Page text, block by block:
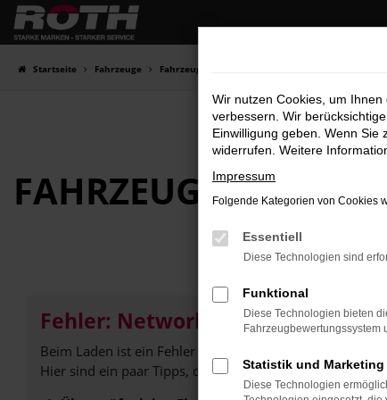
Zum
Hauptinhalt
Startseite Fahrzeuge Fahrzeugbestand
FAHRZEUG-
Fehler: Network Error
Beim Laden ist ein Fehler aufgetreten.
Hier sind ein paar Tipps, die dir helfen können:
Wir nutzen Cookies, um
verbessern. Wir
Einwilligung geben. Wenn
widerrufen. Weitere
Impressum
Folgende Kategorien von Cookies
Essentiell
Diese Technologien sind
Funktional
Diese Technologien bieten
Fahrzeugbewertungssystem
Statistik und Marketing
Diese Technologien